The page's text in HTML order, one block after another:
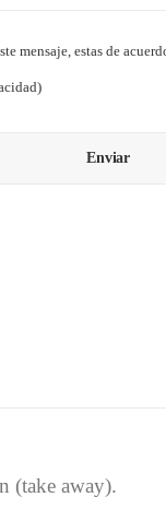
mensaje, estas de
)
(take away).